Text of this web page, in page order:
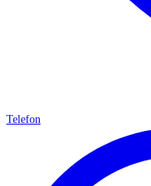
Telefon